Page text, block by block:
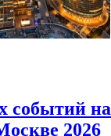
событий
2026